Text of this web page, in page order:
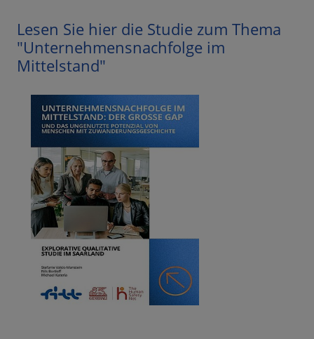
Lesen Sie hier die Studie zum Thema
"Unternehmensnachfolge im
Mittelstand"